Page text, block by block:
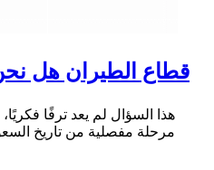
قطاع الطيران هل
هذا السؤال لم يعد ترفًا
مرحلة مفصلية من تاريخ